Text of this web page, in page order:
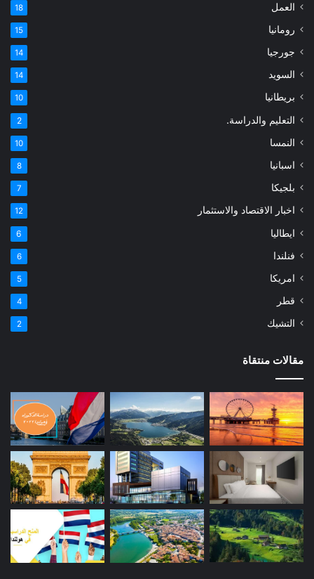
العمل 18
رومانيا 15
جورجيا 14
السويد 14
بريطانيا 10
التعليم والدراسة. 2
النمسا 10
اسبانيا 8
بلجيكا 7
اخبار الاقتصاد والاستثمار 12
ايطاليا 6
فنلندا 6
امريكا 5
قطر 4
التشيك 2
مقالات منتقاة